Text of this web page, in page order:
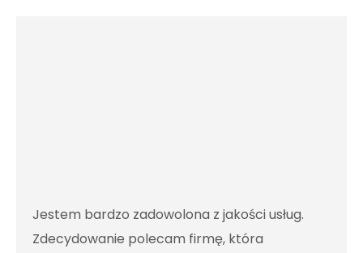
Jestem bardzo zadowolona z jakości usług.
Zdecydowanie polecam firmę, która